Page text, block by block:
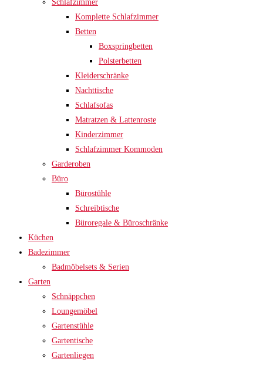
Schlafzimmer
Komplette Schlafzimmer
Betten
Boxspringbetten
Polsterbetten
Kleiderschränke
Nachttische
Schlafsofas
Matratzen & Lattenroste
Kinderzimmer
Schlafzimmer Kommoden
Garderoben
Büro
Bürostühle
Schreibtische
Büroregale & Büroschränke
Küchen
Badezimmer
Badmöbelsets & Serien
Garten
Schnäppchen
Loungemöbel
Gartenstühle
Gartentische
Gartenliegen